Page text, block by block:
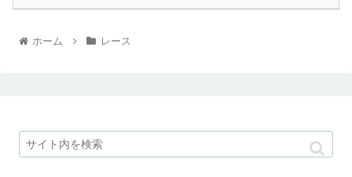
ホーム レース